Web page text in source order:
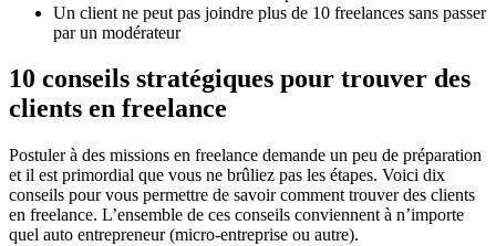
Un client ne peut pas joindre plus de 10 freelances sans passer
par un modérateur
10 conseils stratégiques pour trouver des
clients en freelance
Postuler à des missions en freelance demande un peu de préparation
et il est primordial que vous ne brûliez pas les étapes. Voici dix
conseils pour vous permettre de savoir comment trouver des clients
en freelance. L’ensemble de ces conseils conviennent à n’importe
quel auto entrepreneur (micro-entreprise ou autre).